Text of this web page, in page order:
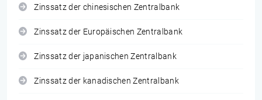
Zinssatz der chinesischen Zentralbank
Zinssatz der Europäischen Zentralbank
Zinssatz der japanischen Zentralbank
Zinssatz der kanadischen Zentralbank